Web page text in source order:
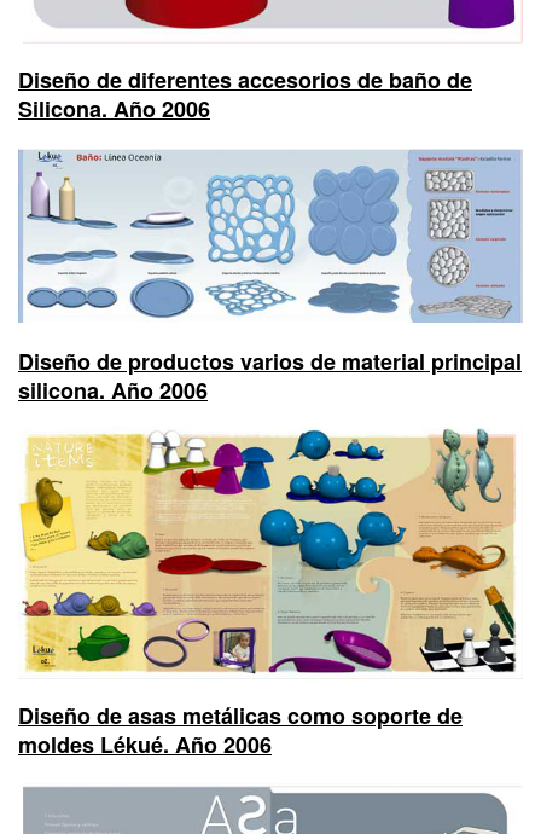
Diseño de diferentes accesorios de baño de
Silicona. Año 2006
Diseño de productos varios de material principal
silicona. Año 2006
Diseño de asas metálicas como soporte de
moldes Lékué. Año 2006